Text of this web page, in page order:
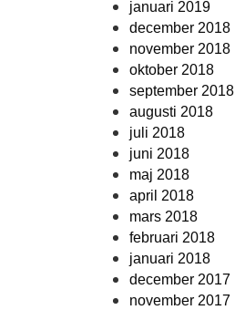
januari 2019
december 2018
november 2018
oktober 2018
september 2018
augusti 2018
juli 2018
juni 2018
maj 2018
april 2018
mars 2018
februari 2018
januari 2018
december 2017
november 2017